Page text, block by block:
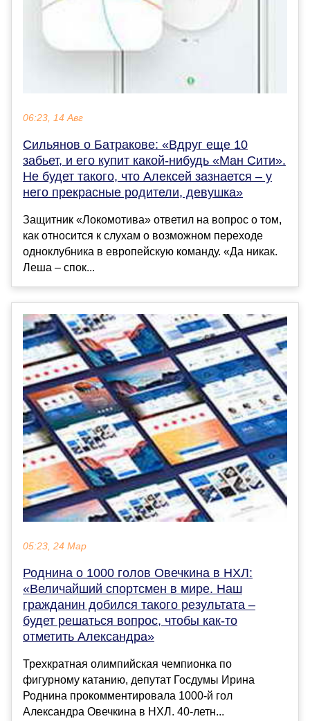
06:23, 14 Авг
Сильянов о Батракове: «Вдруг еще 10
забьет, и его купит какой-нибудь «Ман Сити».
Не будет такого, что Алексей зазнается – у
него прекрасные родители, девушка»
Защитник «Локомотива» ответил на вопрос о том,
как относится к слухам о возможном переходе
одноклубника в европейскую команду. «Да никак.
Леша – спок...
05:23, 24 Мар
Роднина о 1000 голов Овечкина в НХЛ:
«Величайший спортсмен в мире. Наш
гражданин добился такого результата –
будет решаться вопрос, чтобы как-то
отметить Александра»
Трехкратная олимпийская чемпионка по
фигурному катанию, депутат Госдумы Ирина
Роднина прокомментировала 1000-й гол
Александра Овечкина в НХЛ. 40-летн...